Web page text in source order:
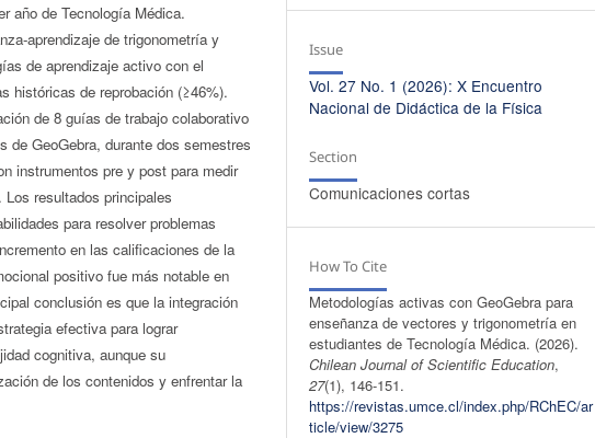
año de Tecnología Médica.
aprendizaje de trigonometría y
de aprendizaje activo con el
históricas de reprobación (≥46%).
de 8 guías de trabajo colaborativo
de GeoGebra, durante dos semestres
instrumentos pre y post para medir
resultados principales
para resolver problemas
en las calificaciones de la
positivo fue más notable en
conclusión es que la integración
efectiva para lograr
cognitiva, aunque su
de los contenidos y enfrentar la
Issue
Vol. 27 No. 1 (2026): X Encuentro
Nacional de Didáctica de la Física
Section
Comunicaciones cortas
How To Cite
Metodologías activas con GeoGebra para
enseñanza de vectores y trigonometría en
estudiantes de Tecnología Médica. (2026).
Chilean Journal of Scientific Education,
27(1), 146-151.
https://revistas.umce.cl/index.php/RChEC/ar
ticle/view/3275